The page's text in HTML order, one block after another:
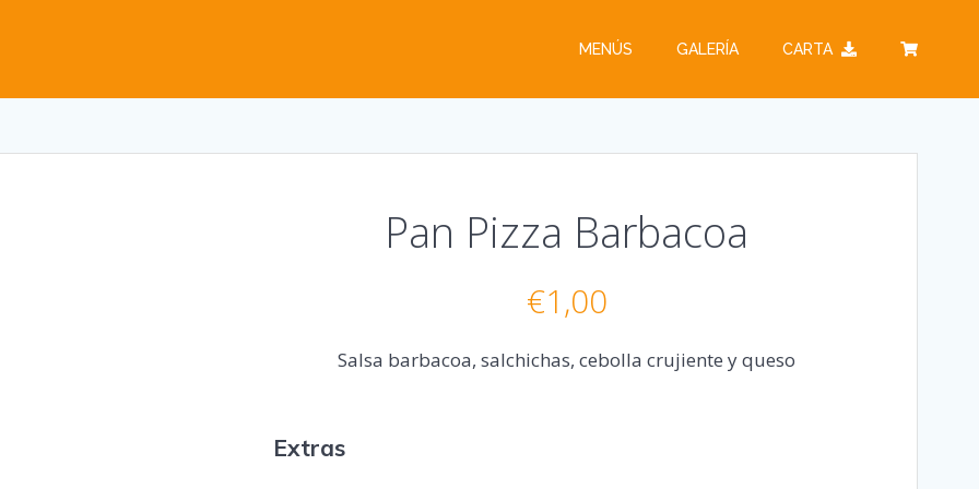
MENÚS GALERÍA CARTA
Pan Pizza Barbacoa
€1,00
Salsa barbacoa, salchichas, cebolla crujiente y queso
Extras